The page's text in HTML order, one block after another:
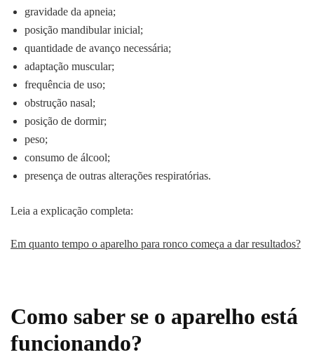
gravidade da apneia;
posição mandibular inicial;
quantidade de avanço necessária;
adaptação muscular;
frequência de uso;
obstrução nasal;
posição de dormir;
peso;
consumo de álcool;
presença de outras alterações respiratórias.
Leia a explicação completa:
Em quanto tempo o aparelho para ronco começa a dar resultados?
Como saber se o aparelho está
funcionando?